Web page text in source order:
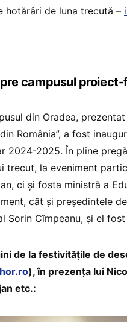
hotărâri de luna trecută –
campusul
din Oradea,
România”, a fost
2024-2025. În pline
trecut, la eveniment
ci și fosta ministră a
cât și președintele
Sorin Cîmpeanu, și el
de la festivitățile de
), în prezența lui
etc.: